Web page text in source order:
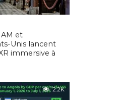
et
Unis lancent
immersive à
2.2K